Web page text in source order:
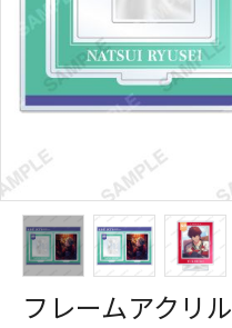
フレームアクリ